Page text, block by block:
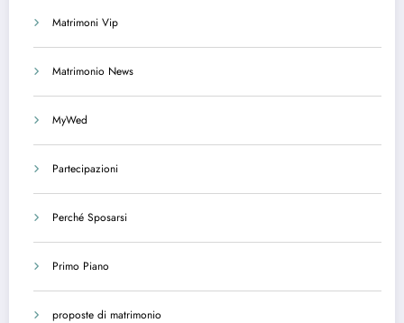
Matrimoni Vip
Matrimonio News
MyWed
Partecipazioni
Perché Sposarsi
Primo Piano
proposte di matrimonio